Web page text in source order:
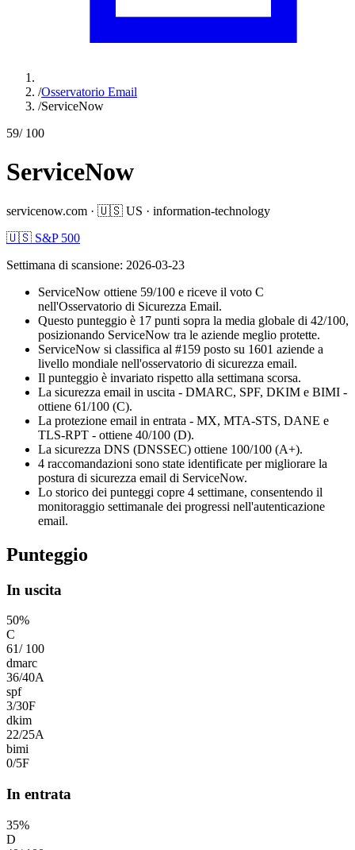
/Osservatorio Email
/ServiceNow
59/ 100
ServiceNow
servicenow.com · 🇺🇸 US · information-technology
🇺🇸 S&P 500
Settimana di scansione: 2026-03-23
ServiceNow ottiene 59/100 e riceve il voto C
nell'Osservatorio di Sicurezza Email.
Questo punteggio è 17 punti sopra la media globale di 42/100,
posizionando ServiceNow tra le aziende meglio protette.
ServiceNow si classifica al #159 posto su 1601 aziende a
livello mondiale nell'osservatorio di sicurezza email.
Il punteggio è invariato rispetto alla settimana scorsa.
La sicurezza email in uscita - DMARC, SPF, DKIM e BIMI -
ottiene 61/100 (C).
La protezione email in entrata - MX, MTA-STS, DANE e
TLS-RPT - ottiene 40/100 (D).
La sicurezza DNS (DNSSEC) ottiene 100/100 (A+).
4 raccomandazioni sono state identificate per migliorare la
postura di sicurezza email di ServiceNow.
Lo storico dei punteggi copre 4 settimane, consentendo il
monitoraggio settimanale dei progressi nell'autenticazione
email.
Punteggio
In uscita
50%
C
61/ 100
dmarc
36/40A
spf
3/30F
dkim
22/25A
bimi
0/5F
In entrata
35%
D